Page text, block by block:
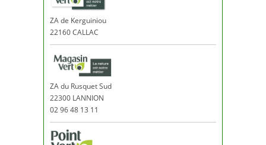
ZA de Kerguiniou
22160 CALLAC
ZA du Rusquet Sud
22300 LANNION
02 96 48 13 11